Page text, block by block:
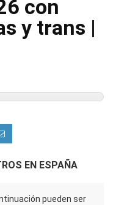
con
y trans |
EN ESPAÑA
pueden ser